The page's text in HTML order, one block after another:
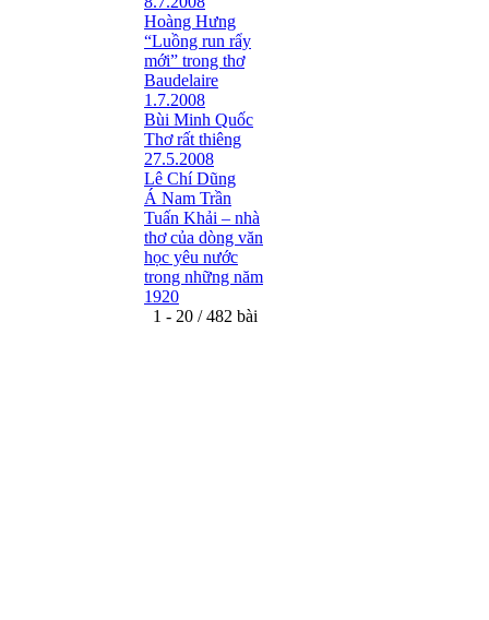
Hoàng Hưng
“Luồng run rẩy
mới” trong thơ
Baudelaire
1.7.2008
Bùi Minh Quốc
Thơ rất thiêng
27.5.2008
Lê Chí Dũng
Á Nam Trần
Tuấn Khải – nhà
thơ của dòng văn
học yêu nước
trong những năm
1920
1 - 20 / 482 bài